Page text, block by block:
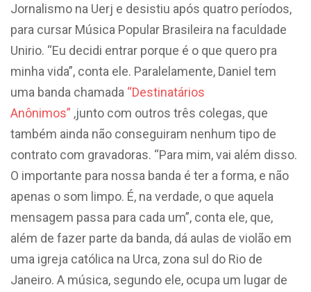
Jornalismo na Uerj e desistiu após quatro períodos,
para cursar Música Popular Brasileira na faculdade
Unirio. “Eu decidi entrar porque é o que quero pra
minha vida”, conta ele. Paralelamente, Daniel tem
uma banda chamada “Destinatários
Anônimos” ,junto com outros três colegas, que
também ainda não conseguiram nenhum tipo de
contrato com gravadoras. “Para mim, vai além disso.
O importante para nossa banda é ter a forma, e não
apenas o som limpo. É, na verdade, o que aquela
mensagem passa para cada um”, conta ele, que,
além de fazer parte da banda, dá aulas de violão em
uma igreja católica na Urca, zona sul do Rio de
Janeiro. A música, segundo ele, ocupa um lugar de